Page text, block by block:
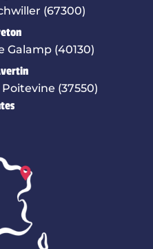
(67300)
Galamp (40130)
(37550)